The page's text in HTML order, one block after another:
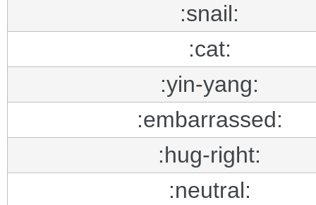
:snail:
:cat:
:yin-yang:
:embarrassed:
:hug-right:
:neutral: